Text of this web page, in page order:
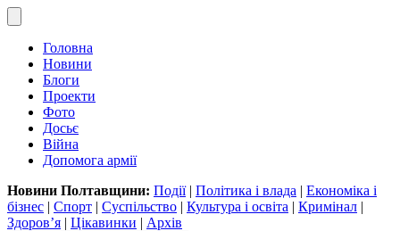
Головна
Новини
Блоги
Проекти
Фото
Досьє
Війна
Допомога армії
Новини Полтавщини: Події| Політика і влада | Економіка і
бізнес | Спорт | Суспільство | Культура і освіта | Кримінал |
Здоров’я | Цікавинки | Архів